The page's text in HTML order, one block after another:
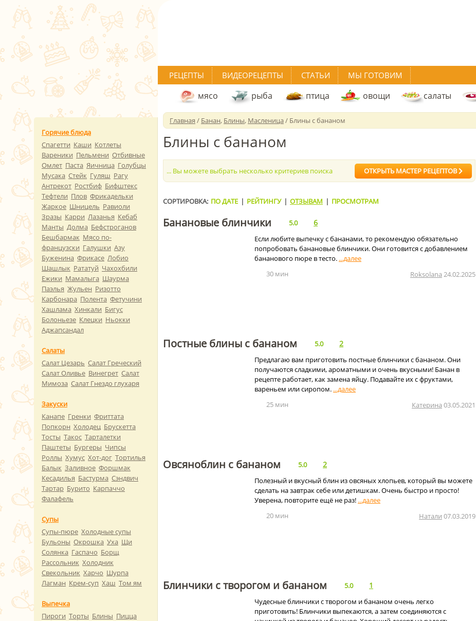
РЕЦЕПТЫ ВИДЕОРЕЦЕПТЫ СТАТЬИ МЫ ГОТОВИМ
мясо рыба птица овощи салаты
Главная / Банан, Блины, Масленица/ Блины с бананом
Блины с бананом
... Вы можете выбрать несколько критериев поиска ОТКРЫТЬ МАСТЕР РЕЦЕПТОВ
СОРТИРОВКА: ПО ДАТЕ | РЕЙТИНГУ | ОТЗЫВАМ | ПРОСМОТРАМ
Банановые блинчики 5.0 6
Если любите выпечку с бананами, то рекомендую обязательно
попробовать банановые блинчики. Они готовится с добавлением
бананового пюре в тесто.
30 мин
Roksolana 24.02.2025
Постные блины с бананом 5.0 2
Предлагаю вам приготовить постные блинчики с бананом. Они
получаются сладкими, ароматными и очень вкусными! Банан в
рецепте работает, как замена яйцу. Подавайте их с фруктами,
вареньем или сиропом.
25 мин
Катерина 03.05.2021
Овсяноблин с бананом 5.0 2
Полезный и вкусный блин из овсяных хлопьев, который вы можете
сделать на завтрак себе или детишкам. Очень быстро и просто!
Уверена, повторите ещё не раз!
20 мин
Натали 07.03.2019
Блинчики с творогом и бананом 5.0 1
Чудесные блинчики с творогом и бананом очень легко
приготовить! Блинчики выпекаются, а затем соединяются с
Горячие блюда
Спагетти Каши Котлеты
Вареники Пельмени Отбивные
Омлет Паста Яичница Голубцы
Мусака Стейк Гуляш Рагу
Антрекот Ростбиф Бифштекс
Тефтели Плов Фрикадельки
Жаркое Шницель Равиоли
Зразы Карри Лазанья Кебаб
Манты Долма Бефстроганов
Бешбармак Мясо по-
французски Галушки Азу
Буженина Фрикасе Лобио
Шашлык Рататуй Чахохбили
Ежики Мамалыга Шаурма
Паэлья Жульен Ризотто
Карбонара Полента Фетучини
Хашлама Хинкали Бигус
Болоньезе Клецки Ньокки
Аджапсандал
Салаты
Салат Цезарь Салат Греческий
Салат Оливье Винегрет Салат
Мимоза Салат Гнездо глухаря
Закуски
Канапе Гренки Фриттата
Попкорн Холодец Брускетта
Тосты Такос Тарталетки
Паштеты Бургеры Чипсы
Роллы Хумус Хот-дог Тортилья
Балык Заливное Форшмак
Кесадилья Бастурма Сэндвич
Тартар Бурито Карпаччо
Фалафель
Супы
Супы-пюре Холодные супы
Бульоны Окрошка Уха Щи
Солянка Гаспачо Борщ
Рассольник Холодник
Свекольник Харчо Шурпа
Лагман Крем-суп Хаш Том ям
Выпечка
Пироги Торты Блины Пицца